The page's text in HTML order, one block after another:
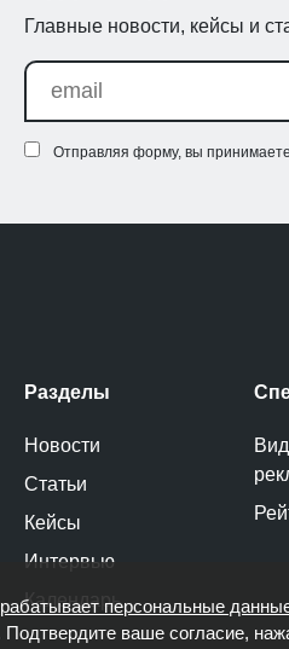
Главные новости, кейсы и
Отправляя форму, вы
Разделы
Новости
Статьи
Кейсы
Интервью
Календарьперсональные
ваше согласие,